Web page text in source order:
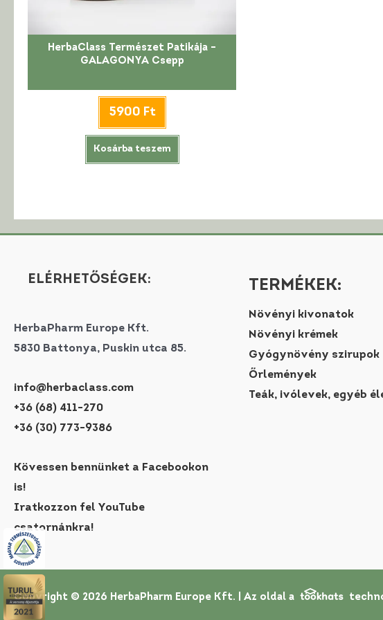
HerbaClass Természet Patikája –
GALAGONYA Csepp
5900 Ft
Kosárba teszem
ELÉRHETŐSÉGEK:
HerbaPharm Europe Kft.
5830 Battonya, Puskin utca 85.
info@herbaclass.com
+36 (68) 411-270
+36 (30) 773-9386
Kövessen bennünket a Facebookon
is!
Iratkozzon fel YouTube
csatornánkra!
TERMÉKEK:
Növényi kivonatok
Növényi krémek
Gyógynövény szirupok
Őrlemények
Teák, ivólevek, egyéb
Copyright © 2026 HerbaPharm Europe Kft. | Az oldal a